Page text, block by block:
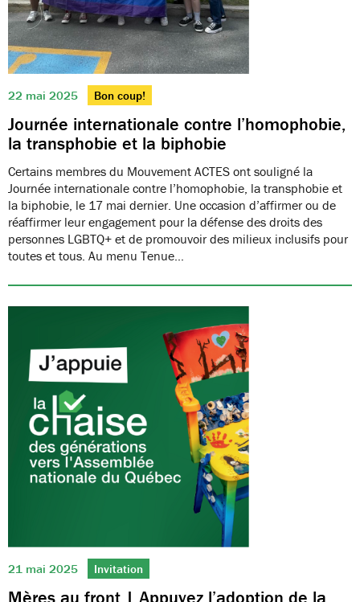
22 mai 2025 Bon coup!
Journée internationale contre l’homophobie,
la transphobie et la biphobie
Certains membres du Mouvement ACTES ont souligné la
Journée internationale contre l’homophobie, la transphobie et
la biphobie, le 17 mai dernier. Une occasion d’affirmer ou de
réaffirmer leur engagement pour la défense des droits des
personnes LGBTQ+ et de promouvoir des milieux inclusifs pour
toutes et tous. Au menu Tenue…
21 mai 2025 Invitation
Mères au front | Appuyez l’adoption de la